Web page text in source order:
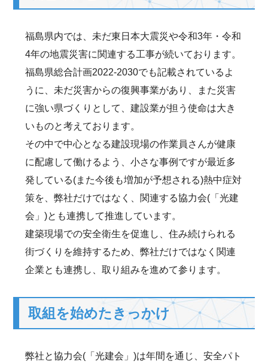
福島県内では、未だ東日本大震災や令和3年・令和
4年の地震災害に関連する工事が続いております。
福島県総合計画2022-2030でも記載されているよ
うに、未だ災害からの復興事業があり、また災害
に強い県づくりとして、建設業が担う使命は大き
いものと考えております。
その中で中心となる建設現場の作業員さんが健康
に配慮して働けるよう、小さな事例ですが最近多
発している(また今後も増加が予想される)熱中症対
策を、弊社だけではなく、関連する協力会(「光建
会」)とも連携して推進しています。
建築現場での安全衛生を促進し、住み続けられる
街づくりを維持するため、弊社だけではなく関連
企業とも連携し、取り組みを進めて参ります。
取組を始めたきっかけ
弊社と協力会(「光建会」)は年間を通じ、安全パト